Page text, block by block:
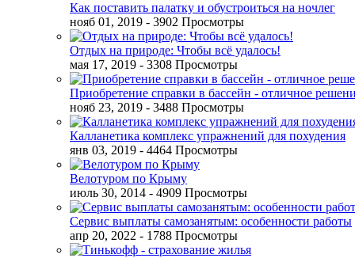
Как поставить палатку и обустроиться на ночлег
нояб 01, 2019 - 3902 Просмотры
Отдых на природе: Чтобы всё удалось!
мая 17, 2019 - 3308 Просмотры
Приобретение справки в бассейн - отличное
нояб 23, 2019 - 3488 Просмотры
Калланетика комплекс упражнений для похудения
янв 03, 2019 - 4464 Просмотры
Велотуром по Крыму
июль 30, 2014 - 4909 Просмотры
Сервис выплаты самозанятым: особенности работы
апр 20, 2022 - 1788 Просмотры